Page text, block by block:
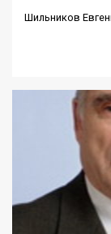
Шильников